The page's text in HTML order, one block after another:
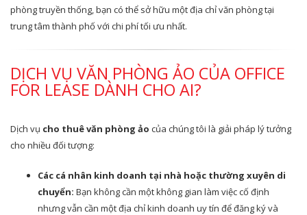
phòng truyền thống, bạn có thể sở hữu một địa chỉ văn phòng tại
trung tâm thành phố với chi phí tối ưu nhất.
DỊCH VỤ VĂN PHÒNG ẢO CỦA OFFICE
FOR LEASE DÀNH CHO AI?
Dịch vụ cho thuê văn phòng ảo của chúng tôi là giải pháp lý tưởng
cho nhiều đối tượng:
Các cá nhân kinh doanh tại nhà hoặc thường xuyên di
chuyển: Bạn không cần một không gian làm việc cố định
nhưng vẫn cần một địa chỉ kinh doanh uy tín để đăng ký và